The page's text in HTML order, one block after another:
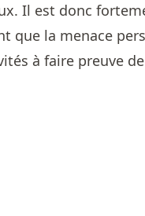
Il est donc
que la menace
à faire preuve